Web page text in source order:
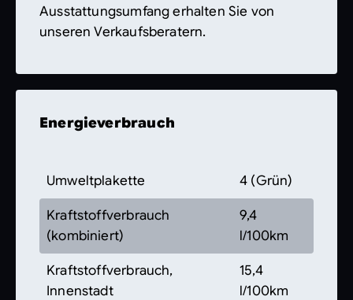
Ausstattungsumfang erhalten Sie von
unseren Verkaufsberatern.
Energieverbrauch
Umweltplakette 4 (Grün)
Kraftstoffverbrauch
(kombiniert)
9,4
l/100km
Kraftstoffverbrauch,
Innenstadt
15,4
l/100km